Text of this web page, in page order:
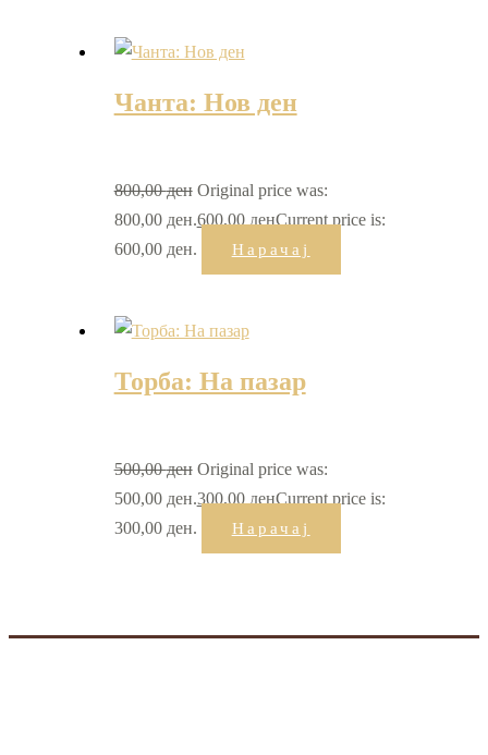
Чанта: Нов ден
800,00ден Original price was:
800,00 ден.600,00 денCurrent price is:
600,00 ден.
Нарачај
Торба: На пазар
500,00ден Original price was:
500,00 ден.300,00 денCurrent price is:
300,00 ден.
Нарачај